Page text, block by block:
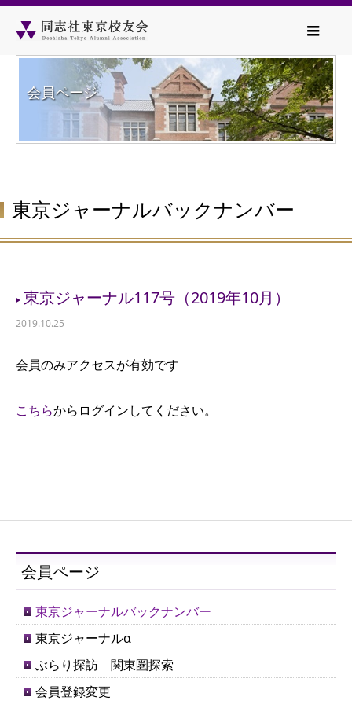
会員ページ
東京ジャーナルバックナンバー
東京ジャーナル117号（2019年10月）
2019.10.25
会員のみアクセスが有効です
こちらからログインしてください。
会員ページ
東京ジャーナルバックナンバー
東京ジャーナルα
ぶらり探訪 関東圏探索
会員登録変更